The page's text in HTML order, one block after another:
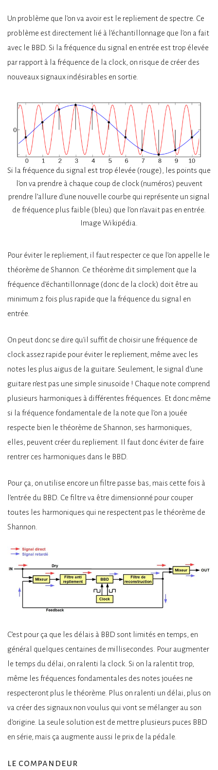
Un problème que l’on va avoir est le repliement de spectre. Ce
problème est directement lié à l’échantillonnage que l’on a fait
avec le BBD. Si la fréquence du signal en entrée est trop élevée
par rapport à la fréquence de la clock, on risque de créer des
nouveaux signaux indésirables en sortie.
Si la fréquence du signal est trop élevée (rouge), les points que
l’on va prendre à chaque coup de clock (numéros) peuvent
prendre l’allure d’une nouvelle courbe qui représente un signal
de fréquence plus faible (bleu) que l’on n’avait pas en entrée.
Image Wikipédia.
Pour éviter le repliement, il faut respecter ce que l’on appelle le
théorème de Shannon. Ce théorème dit simplement que la
fréquence d’échantillonnage (donc de la clock) doit être au
minimum 2 fois plus rapide que la fréquence du signal en
entrée.
On peut donc se dire qu’il suffit de choisir une fréquence de
clock assez rapide pour éviter le repliement, même avec les
notes les plus aigus de la guitare. Seulement, le signal d’une
guitare n’est pas une simple sinusoïde ! Chaque note comprend
plusieurs harmoniques à différentes fréquences. Et donc même
si la fréquence fondamentale de la note que l’on a jouée
respecte bien le théorème de Shannon, ses harmoniques,
elles, peuvent créer du repliement. Il faut donc éviter de faire
rentrer ces harmoniques dans le BBD.
Pour ça, on utilise encore un filtre passe bas, mais cette fois à
l’entrée du BBD. Ce filtre va être dimensionné pour couper
toutes les harmoniques qui ne respectent pas le théorème de
Shannon.
C’est pour ça que les délais à BBD sont limités en temps, en
général quelques centaines de millisecondes. Pour augmenter
le temps du délai, on ralenti la clock. Si on la ralentit trop,
même les fréquences fondamentales des notes jouées ne
respecteront plus le théorème. Plus on ralenti un délai, plus on
va créer des signaux non voulus qui vont se mélanger au son
d’origine. La seule solution est de mettre plusieurs puces BBD
en série, mais ça augmente aussi le prix de la pédale.
le compandeur